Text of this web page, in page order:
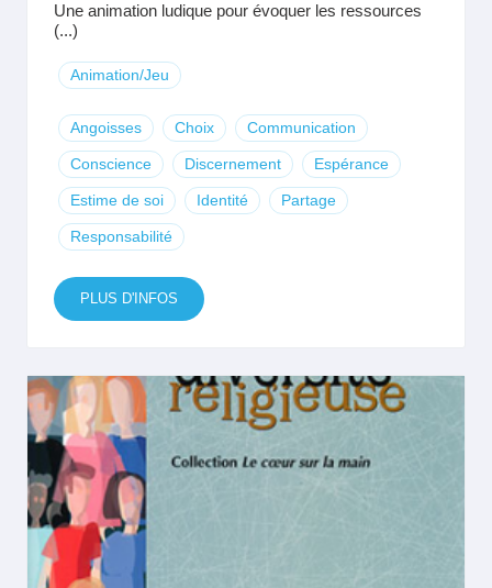
Une animation ludique pour évoquer les ressources
(...)
Animation/Jeu
Angoisses Choix Communication
Conscience Discernement Espérance
Estime de soi Identité Partage
Responsabilité
PLUS D'INFOS